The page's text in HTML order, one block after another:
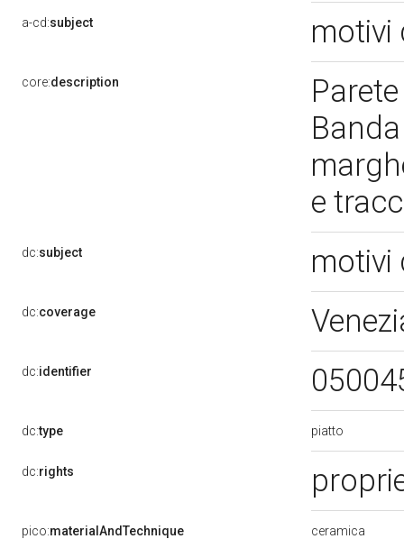
a-cd:subject motivi
core:description
e
dc:subject motivi
dc:coverage
dc:identifier
dc:type piatto
dc:rights
pico:materialAndTechnique ceramica